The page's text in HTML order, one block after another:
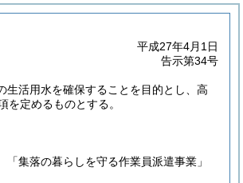
平成27年4月1日
告示第34号
生活用水を確保することを目的とし、高
を定めるものとする。
集落の暮らしを守る作業員派遣事業」